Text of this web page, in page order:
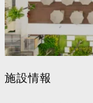
施設情報